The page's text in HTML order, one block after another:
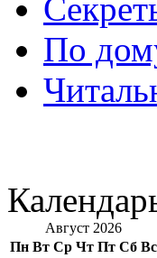
По
Август 2026
Пн Вт Ср Чт Пт Сб Вс